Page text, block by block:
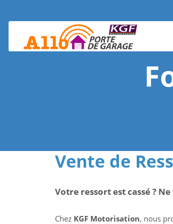
Vente de
Votre ressort est cassé ?
Chez KGF Motorisation, nous